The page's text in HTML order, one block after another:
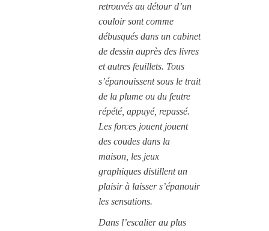
retrouvés au détour d’un
couloir sont comme
débusqués dans un cabinet
de dessin auprès des livres
et autres feuillets. Tous
s’épanouissent sous le trait
de la plume ou du feutre
répété, appuyé, repassé.
Les forces jouent jouent
des coudes dans la
maison, les jeux
graphiques distillent un
plaisir à laisser s’épanouir
les sensations.
Dans l’escalier au plus